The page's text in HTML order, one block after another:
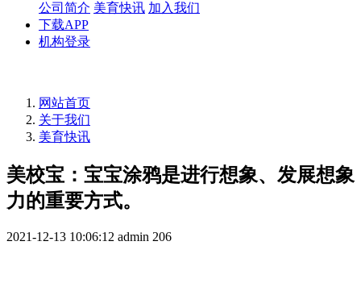
公司简介 美育快讯 加入我们
下载APP
机构登录
网站首页
关于我们
美育快讯
美校宝：宝宝涂鸦是进行想象、发展想象
力的重要方式。
2021-12-13 10:06:12 admin 206